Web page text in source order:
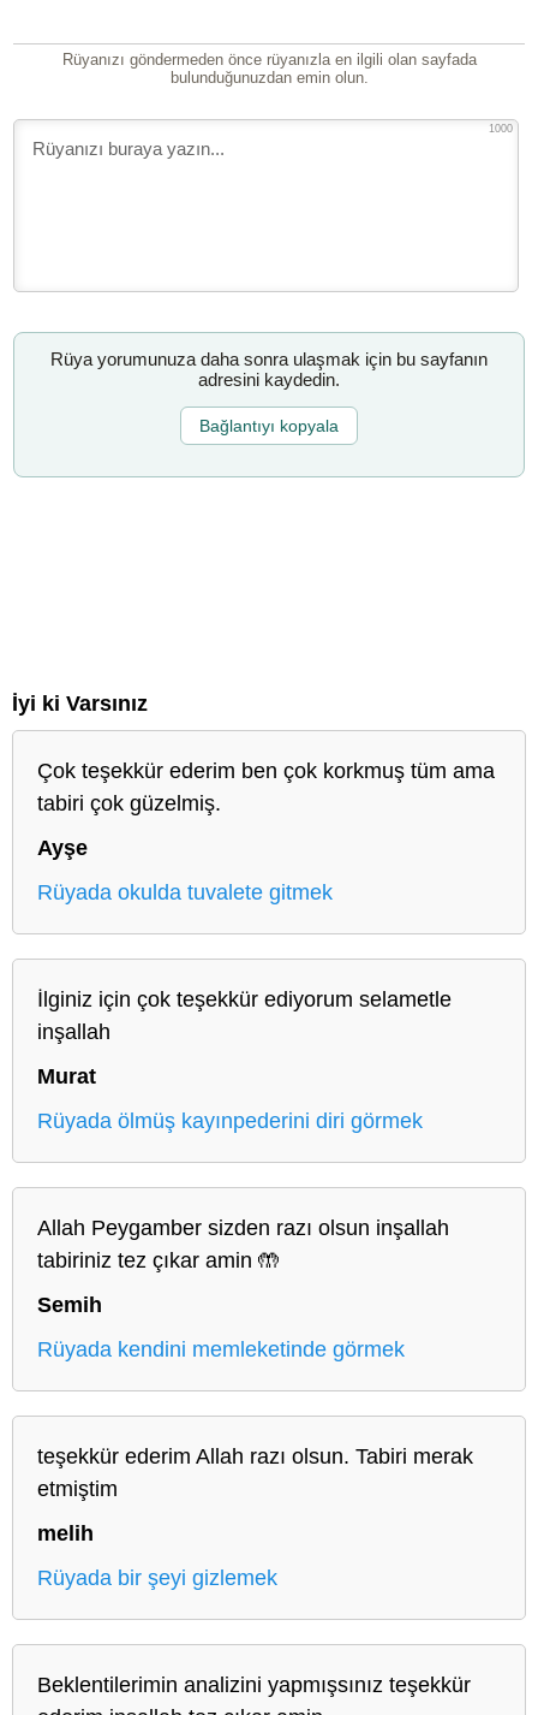
Rüyanızı göndermeden önce rüyanızla en ilgili olan sayfada
bulunduğunuzdan emin olun.
1000
Rüya yorumunuza daha sonra ulaşmak için bu sayfanın
adresini kaydedin.
Bağlantıyı kopyala
İyi ki Varsınız
Çok teşekkür ederim ben çok korkmuş tüm ama
tabiri çok güzelmiş.
Ayşe
Rüyada okulda tuvalete gitmek
İlginiz için çok teşekkür ediyorum selametle
inşallah
Murat
Rüyada ölmüş kayınpederini diri görmek
Allah Peygamber sizden razı olsun inşallah
tabiriniz tez çıkar amin 🤲
Semih
Rüyada kendini memleketinde görmek
teşekkür ederim Allah razı olsun. Tabiri merak
etmiştim
melih
Rüyada bir şeyi gizlemek
Beklentilerimin analizini yapmışsınız teşekkür